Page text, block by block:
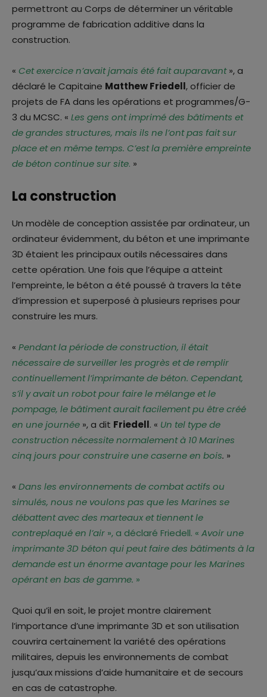
permettront au Corps de déterminer un véritable
programme de fabrication additive dans la
construction.
« Cet exercice n’avait jamais été fait auparavant », a
déclaré le Capitaine Matthew Friedell, officier de
projets de FA dans les opérations et programmes/G-
3 du MCSC. « Les gens ont imprimé des bâtiments et
de grandes structures, mais ils ne l’ont pas fait sur
place et en même temps. C’est la première empreinte
de béton continue sur site. »
La construction
Un modèle de conception assistée par ordinateur, un
ordinateur évidemment, du béton et une imprimante
3D étaient les principaux outils nécessaires dans
cette opération. Une fois que l’équipe a atteint
l’empreinte, le béton a été poussé à travers la tête
d’impression et superposé à plusieurs reprises pour
construire les murs.
« Pendant la période de construction, il était
nécessaire de surveiller les progrès et de remplir
continuellement l’imprimante de béton. Cependant,
s’il y avait un robot pour faire le mélange et le
pompage, le bâtiment aurait facilement pu être créé
en une journée », a dit Friedell. « Un tel type de
construction nécessite normalement à 10 Marines
cinq jours pour construire une caserne en bois. »
« Dans les environnements de combat actifs ou
simulés, nous ne voulons pas que les Marines se
débattent avec des marteaux et tiennent le
contreplaqué en l’air », a déclaré Friedell. « Avoir une
imprimante 3D béton qui peut faire des bâtiments à la
demande est un énorme avantage pour les Marines
opérant en bas de gamme. »
Quoi qu’il en soit, le projet montre clairement
l’importance d’une imprimante 3D et son utilisation
couvrira certainement la variété des opérations
militaires, depuis les environnements de combat
jusqu’aux missions d’aide humanitaire et de secours
en cas de catastrophe.